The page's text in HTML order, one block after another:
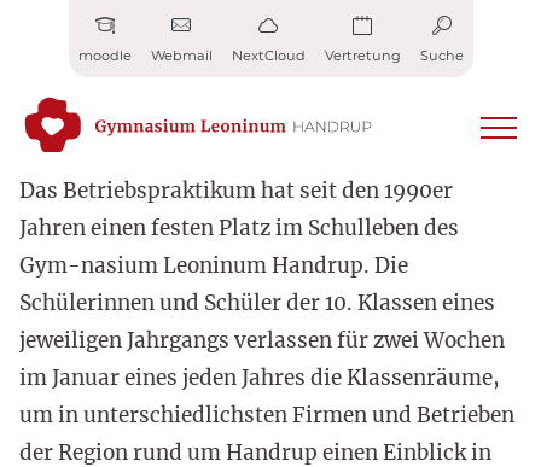
moodle Webmail NextCloud Vertretung Suche
Das Betriebspraktikum hat seit den 1990er
Jahren einen festen Platz im Schulleben des
Gym-nasium Leoninum Handrup. Die
Schülerinnen und Schüler der 10. Klassen eines
jeweiligen Jahrgangs verlassen für zwei Wochen
im Januar eines jeden Jahres die Klassenräume,
um in unterschiedlichsten Firmen und Betrieben
der Region rund um Handrup einen Einblick in